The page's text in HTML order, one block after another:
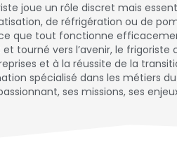
joue un rôle discret mais
de réfrigération ou de
que tout fonctionne
tourné vers l’avenir, le
et à la réussite de la
spécialisé dans les métiers
ses missions, ses